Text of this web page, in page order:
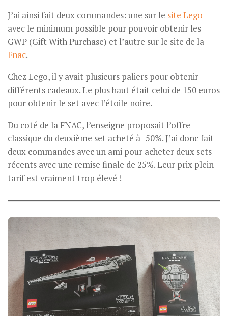
J’ai ainsi fait deux commandes: une sur le site Lego
avec le minimum possible pour pouvoir obtenir les
GWP (Gift With Purchase) et l’autre sur le site de la
Fnac.
Chez Lego, il y avait plusieurs paliers pour obtenir
différents cadeaux. Le plus haut était celui de 150 euros
pour obtenir le set avec l’étoile noire.
Du coté de la FNAC, l’enseigne proposait l’offre
classique du deuxième set acheté à -50%. J’ai donc fait
deux commandes avec un ami pour acheter deux sets
récents avec une remise finale de 25%. Leur prix plein
tarif est vraiment trop élevé !